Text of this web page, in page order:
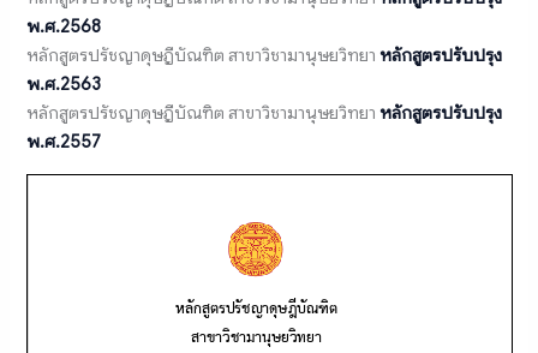
พ.ศ.2568
หลักสูตรปรัชญาดุษฎีบัณฑิต สาขาวิชามานุษยวิทยาหลักสูตรปรับปรุง
พ.ศ.2563
หลักสูตรปรัชญาดุษฎีบัณฑิต สาขาวิชามานุษยวิทยาหลักสูตรปรับปรุง
พ.ศ.2557